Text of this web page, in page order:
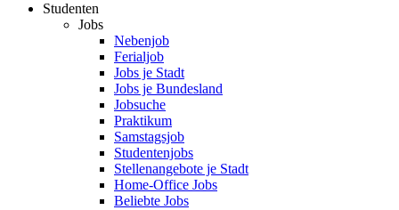
Studenten
Jobs
Nebenjob
Ferialjob
Jobs je Stadt
Jobs je Bundesland
Jobsuche
Praktikum
Samstagsjob
Studentenjobs
Stellenangebote je Stadt
Home-Office Jobs
Beliebte Jobs